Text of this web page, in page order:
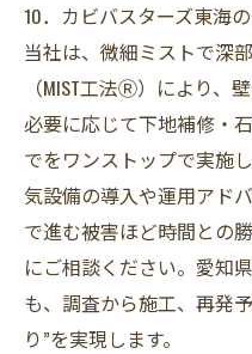
10．カビバスターズ東海
当社は、微細ミストで深
（MIST工法Ⓡ）により、
必要に応じて下地補修・
でをワンストップで実施
気設備の導入や運用アド
で進む被害ほど時間との
にご相談ください。愛知
も、調査から施工、再発
り”を実現します。